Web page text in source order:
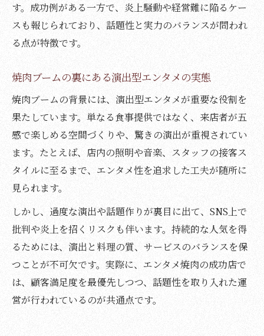
す。成功例がある一方で、炎上騒動や経営難に陥るケー
スも報じられており、話題性と実力のバランスが問われ
る点が特徴です。
焼肉ブームの裏にある演出型エンタメの実態
焼肉ブームの背景には、演出型エンタメが重要な役割を
果たしています。単なる食事提供ではなく、来店者が五
感で楽しめる空間づくりや、驚きの演出が重視されてい
ます。たとえば、店内の照明や音楽、スタッフの接客ス
タイルに至るまで、エンタメ性を追求した工夫が随所に
見られます。
しかし、過度な演出や話題作りが裏目に出て、SNS上で
批判や炎上を招くリスクも伴います。持続的な人気を得
るためには、演出と料理の質、サービスのバランスを保
つことが不可欠です。実際に、エンタメ焼肉の成功店で
は、顧客満足度を最優先しつつ、話題性を取り入れた運
営が行われているのが共通点です。